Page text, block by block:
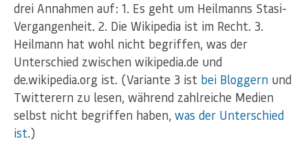
drei Annahmen auf: 1. Es geht um Heilmanns Stasi-
Vergangenheit. 2. Die Wikipedia ist im Recht. 3.
Heilmann hat wohl nicht begriffen, was der
Unterschied zwischen wikipedia.de und
de.wikipedia.org ist. (Variante 3 ist bei Bloggern und
Twitterern zu lesen, während zahlreiche Medien
selbst nicht begriffen haben, was der Unterschied
ist.)